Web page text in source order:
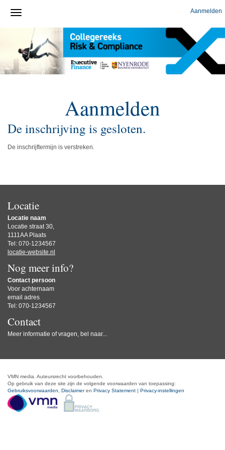
Aanmelden
Aanmelden
De inschrijving is gesloten.
De inschrijftermijn is verstreken.
Locatie
Locatie naam
Locatie straat 30,
1111AA Plaats
Tel: 070-1234567
locatie-website.nl
Nog meer info?
Contact persoon
Voor achternaam
email adres
Tel: 070-1234567
Contact
Meer informatie of vragen, bel naar...
VMN media. Auteursrecht voorbehouden.
Op gebruik van deze site zijn de volgende voorwaarden van toepassing:
Gebruiksvoorwaarden
Disclaimeren Privacy Statement | Privacy-instellingen